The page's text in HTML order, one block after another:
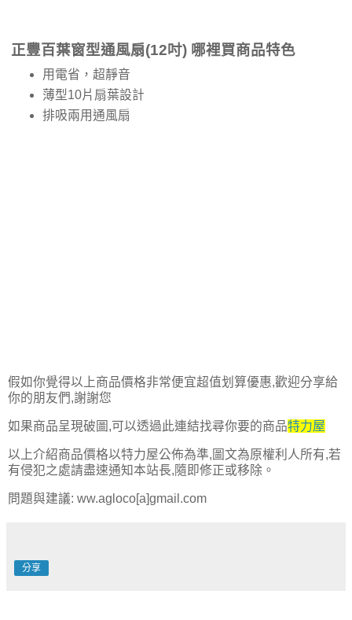
正豐百葉窗型通風扇(12吋) 哪裡買商品特色
用電省，超靜音
薄型10片扇葉設計
排吸兩用通風扇
假如你覺得以上商品價格非常便宜超值划算優惠,歡迎分享給
你的朋友們,謝謝您
如果商品呈現破圖,可以透過此連結找尋你要的商品特力屋
以上介紹商品價格以特力屋公佈為準,圖文為原權利人所有,若
有侵犯之處請盡速通知本站長,隨即修正或移除。
問題與建議: ww.agloco[a]gmail.com
分享